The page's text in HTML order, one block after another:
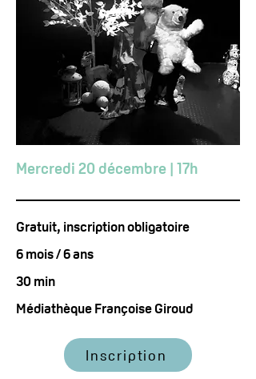
Mercredi 20 décembre | 17h
Gratuit, inscription obligatoire
6 mois / 6 ans
30 min
Médiathèque Françoise Giroud
Inscription